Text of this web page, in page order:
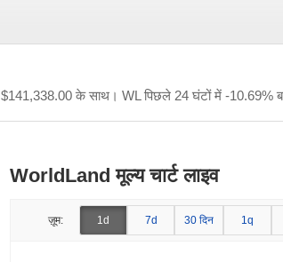
$141,338.00 के साथ। WL पिछले 24 घंटों में -10.69%
WorldLand मूल्य चार्ट लाइव
ज़ूम: 1d 7d 30 दिन 1q